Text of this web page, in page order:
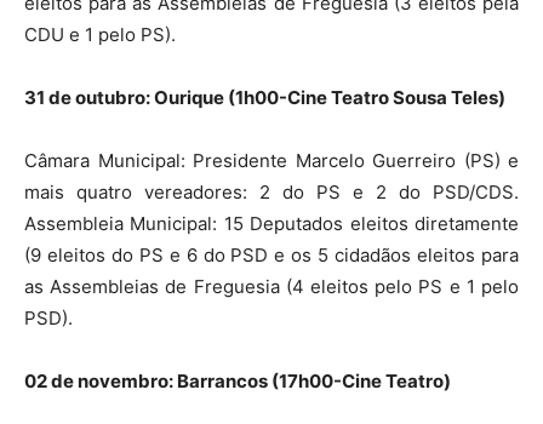
CDU e 1 pelo PS).
31 de outubro: Ourique (1h00-Cine Teatro Sousa Teles)
Câmara Municipal: Presidente Marcelo Guerreiro (PS) e
mais quatro vereadores: 2 do PS e 2 do PSD/CDS.
Assembleia Municipal: 15 Deputados eleitos diretamente
(9 eleitos do PS e 6 do PSD e os 5 cidadãos eleitos para
as Assembleias de Freguesia (4 eleitos pelo PS e 1 pelo
PSD).
02 de novembro: Barrancos (17h00-Cine Teatro)